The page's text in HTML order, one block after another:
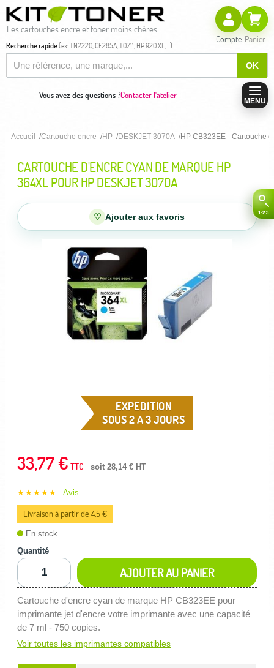
Les cartouches encre et toner moins chères
Recherche rapide(ex: TN2220, CE285A, T0711, HP 920 XL,...)
OK
Compte Panier
Vous avez des questions ?Contacter l'atelier
MENU
Accueil Cartouche encre HP DESKJET 3070A HP CB323EE - Cartouche
CARTOUCHE D'ENCRE CYAN DE MARQUE HP
364XL POUR HP DESKJET 3070A
♡ Ajouter aux favoris
EXPEDITION
SOUS 2 A 3 JOURS
33,77 € TTC soit 28,14 € HT
★★★★★ Avis
Livraison à partir de 4,5 €
En stock
Quantité
AJOUTER AU PANIER
Cartouche d'encre cyan de marque HP CB323EE pour
imprimante jet d'encre votre imprimante avec une capacité
de 7 ml - 750 copies.
Voir toutes les imprimantes compatibles